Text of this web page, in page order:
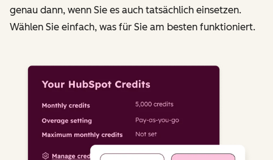
genau dann, wenn Sie es auch tatsächlich einsetzen.
Wählen Sie einfach, was für Sie am besten funktioniert.